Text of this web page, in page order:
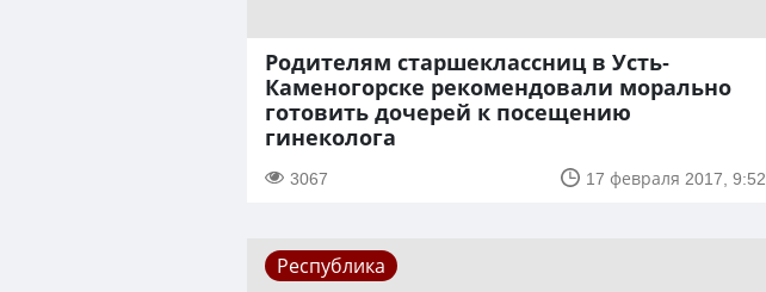
Родителям старшеклассниц в Усть-
Каменогорске рекомендовали морально
готовить дочерей к посещению
гинеколога
3067 17 февраля 2017, 9:52
Республика